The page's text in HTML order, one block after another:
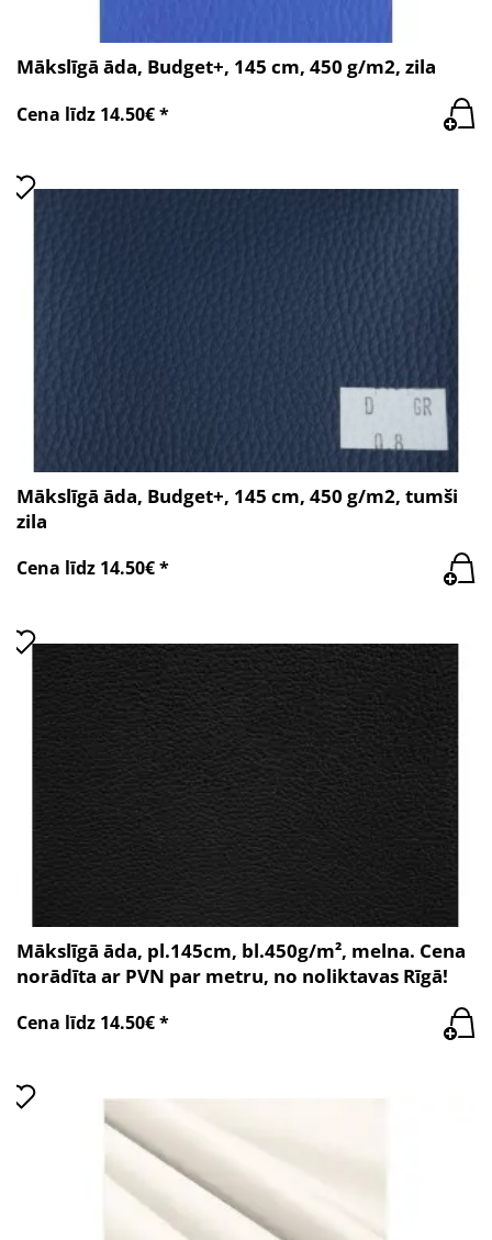
Mākslīgā āda, Budget+, 145 cm, 450 g/m2, zila
Cena līdz 14.50€ *
Mākslīgā āda, Budget+, 145 cm, 450 g/m2, tumši
zila
Cena līdz 14.50€ *
Mākslīgā āda, pl.145cm, bl.450g/m², melna. Cena
norādīta ar PVN par metru, no noliktavas Rīgā!
Cena līdz 14.50€ *